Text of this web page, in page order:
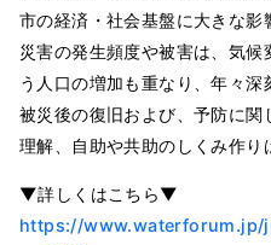
市の経済・社会基盤に大きな
災害の発生頻度や被害は、気
う人口の増加も重なり、年々深
被災後の復旧および、予防に
理解、自助や共助のしくみ作り
▼詳しくはこちら▼
https://www.waterforum.jp/